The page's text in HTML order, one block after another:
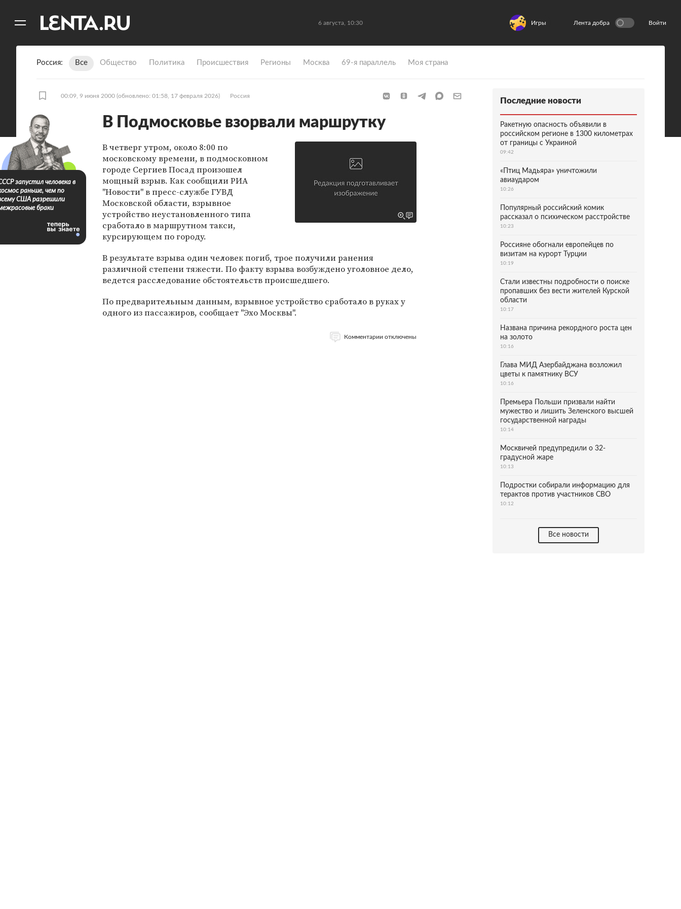
6 августа, 10:30 Игры Лента добра Войти
Россия Все Общество Политика Происшествия Регионы Москва 69-я параллель Моя страна
00:09, 9 июня 2000 (обновлено: 01:58, 17 февраля 2026) Россия
В Подмосковье взорвали маршрутку
В четверг утром, около 8:00 по
московскому времени, в подмосковном
городе Сергиев Посад произошел
мощный взрыв. Как сообщили РИА
"Новости" в пресс-службе ГУВД
Московской области, взрывное
устройство неустановленного типа
сработало в маршрутном такси,
курсирующем по городу.
В результате взрыва один человек погиб, трое получили ранения
различной степени тяжести. По факту взрыва возбуждено уголовное дело,
ведется расследование обстоятельств происшедшего.
По предварительным данным, взрывное устройство сработало в руках у
одного из пассажиров, сообщает "Эхо Москвы".
Комментарии отключены
запустил человека в
раньше, чем по
США разрешили
браки
Последние новости
Ракетную опасность объявили в
российском регионе в 1300 километрах
от границы с Украиной
09:42
«Птиц Мадьяра» уничтожили
авиаударом
10:26
Популярный российский комик
рассказал о психическом расстройстве
10:23
Россияне обогнали европейцев по
визитам на курорт Турции
10:19
Стали известны подробности о поиске
пропавших без вести жителей Курской
области
10:17
Названа причина рекордного роста цен
на золото
10:16
Глава МИД Азербайджана возложил
цветы к памятнику ВСУ
10:16
Премьера Польши призвали найти
мужество и лишить Зеленского высшей
государственной награды
10:14
Москвичей предупредили о 32-
градусной жаре
10:13
Подростки собирали информацию для
терактов против участников СВО
10:12
Все новости